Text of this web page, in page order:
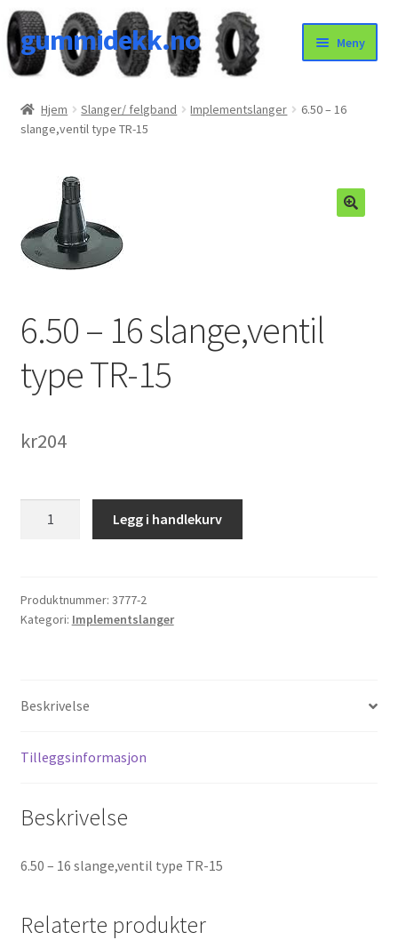
Hopp
til
navigasjon
Hopp
til
innhold
gummidekk.no Meny
Hjem Slanger/ felgband Implementslanger
6.50 – 16
slange,ventil type TR-15
6.50 – 16 slange,ventil
type TR-15
kr204
type
TR-
Legg i handlekurv
Produktnummer: 3777-2
Kategori: Implementslanger
Beskrivelse
Tilleggsinformasjon
Beskrivelse
6.50 – 16 slange,ventil type TR-15
Relaterte produkter